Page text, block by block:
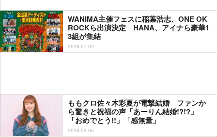
WANIMA主催フェスに稲葉浩志、ONE OK
ROCKら出演決定 HANA、アイナら豪華1
3組が集結
2026-07-02
ももクロ佐々木彩夏が電撃結婚 ファンか
ら驚きと祝福の声「あーりん結婚!?!?」
「おめでとう!!」「感無量」
2026-03-05